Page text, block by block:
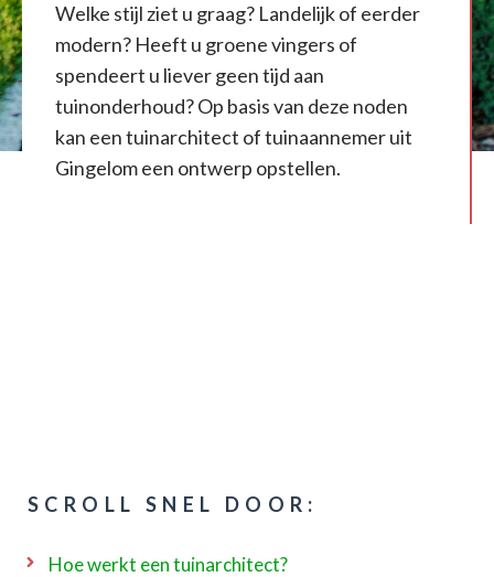
Welke stijl ziet u graag? Landelijk of eerder
modern? Heeft u groene vingers of
spendeert u liever geen tijd aan
tuinonderhoud? Op basis van deze noden
kan een tuinarchitect of tuinaannemer uit
Gingelom een ontwerp opstellen.
SCROLL SNEL DOOR:
Hoe werkt een tuinarchitect?